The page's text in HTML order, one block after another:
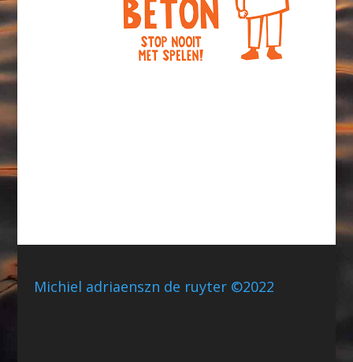
Michiel adriaenszn de ruyter ©2022